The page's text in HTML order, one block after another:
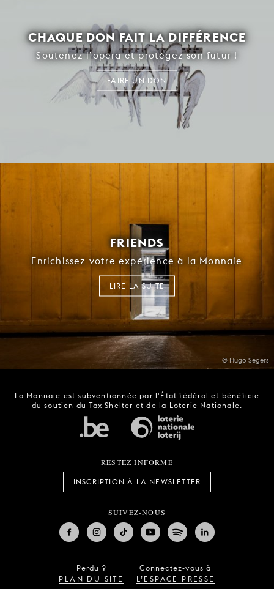
CHAQUE DON FAIT LA DIFFÉRENCE
Soutenez l’opéra et protégez son futur !
FAIRE UN DON
© Hugo Segers
FRIENDS
Enrichissez votre expérience à la Monnaie
LIRE LA SUITE
La Monnaie est subventionnée par l'État fédéral et bénéficie
du soutien du Tax Shelter et de la Loterie Nationale.
RESTEZ INFORMÉ
INSCRIPTION À LA NEWSLETTER
SUIVEZ-NOUS
Perdu ?
PLAN DU SITE
Connectez-vous à
L’ESPACE PRESSE